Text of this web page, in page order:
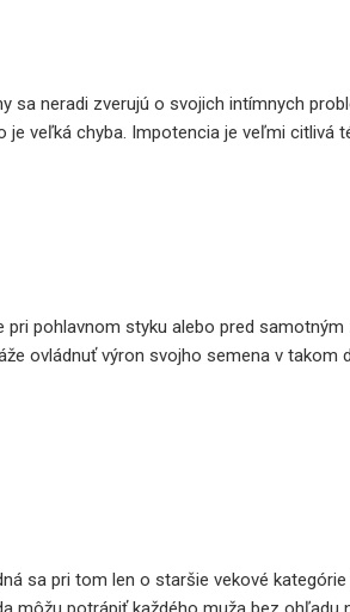
sa neradi zverujú o svojich intímnych
veľká chyba. Impotencia je veľmi citlivá
pri pohlavnom styku alebo pred
ovládnuť výron svojho semena v
sa pri tom len o staršie vekové